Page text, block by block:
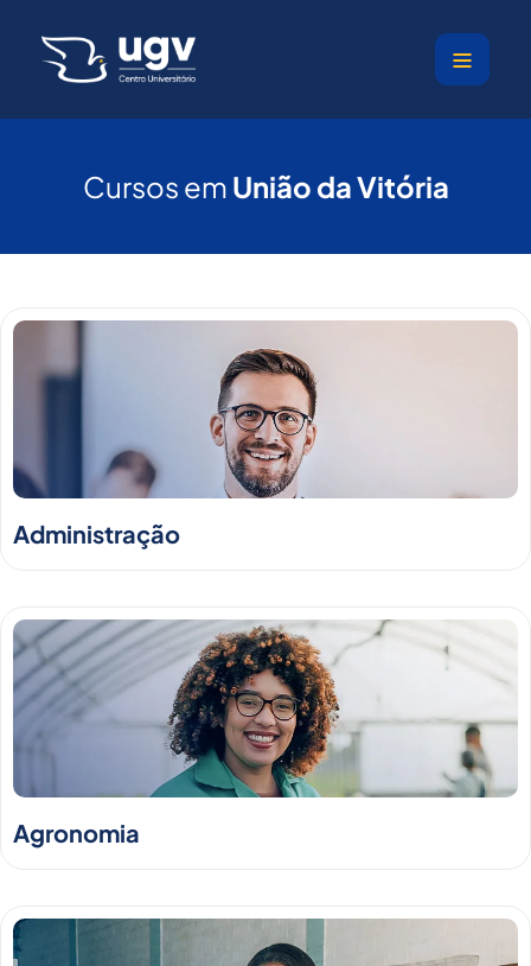
Cursos em União da Vitória
Administração
Agronomia